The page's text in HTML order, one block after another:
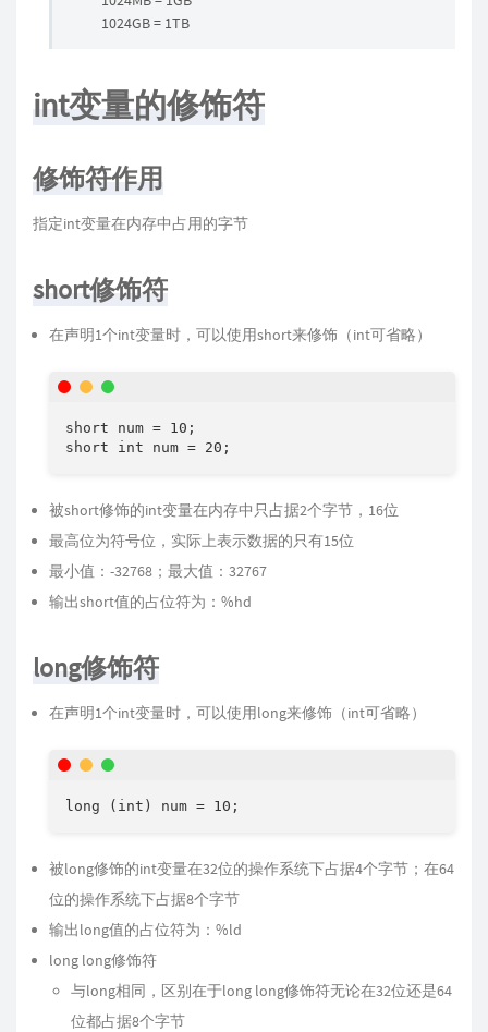
1024GB = 1TB
int变量的修饰符
修饰符作用
指定int变量在内存中占用的字节
short修饰符
在声明1个int变量时，可以使用short来修饰（int可省略）
short num = 10;
short int num = 20;
被short修饰的int变量在内存中只占据2个字节，16位
最高位为符号位，实际上表示数据的只有15位
最小值：-32768；最大值：32767
输出short值的占位符为：%hd
long修饰符
在声明1个int变量时，可以使用long来修饰（int可省略）
long (int) num = 10;
被long修饰的int变量在32位的操作系统下占据4个字节；在64
位的操作系统下占据8个字节
输出long值的占位符为：%ld
long long修饰符
与long相同，区别在于long long修饰符无论在32位还是64
位都占据8个字节